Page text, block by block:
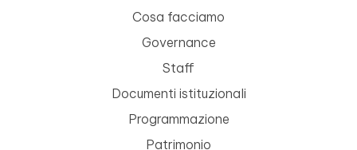
Cosa facciamo
Governance
Staff
Documenti istituzionali
Programmazione
Patrimonio